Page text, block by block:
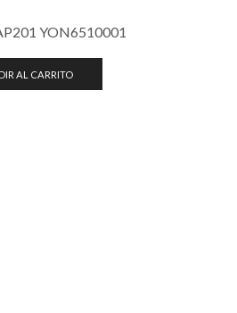
YON6510001
AL CARRITO